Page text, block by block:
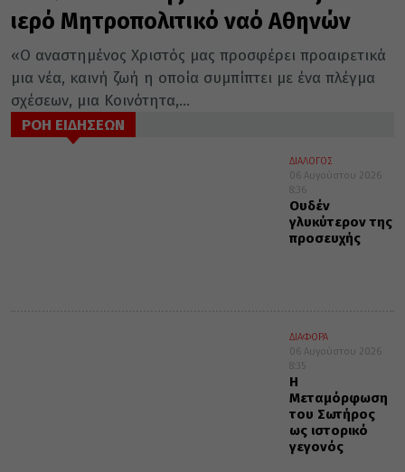
ιερό Μητροπολιτικό ναό Αθηνών
«Ο αναστημένος Χριστός μας προσφέρει προαιρετικά
μια νέα, καινή ζωή η οποία συμπίπτει με ένα πλέγμα
σχέσεων, μια Κοινότητα,...
ΡΟΗ ΕΙΔΗΣΕΩΝ
ΔΙΑΛΟΓΟΣ
06 Αυγούστου 2026
8:36
Ουδέν
γλυκύτερον της
προσευχής
ΔΙΑΦΟΡΑ
06 Αυγούστου 2026
8:35
Η
Μεταμόρφωση
του Σωτήρος
ως ιστορικό
γεγονός